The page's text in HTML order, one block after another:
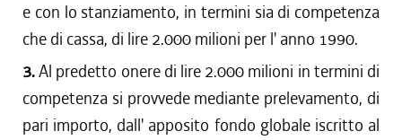
e con lo stanziamento, in termini sia di competenza
che di cassa, di lire 2.000 milioni per l' anno 1990.
3.Al predetto onere di lire 2.000 milioni in termini di
competenza si provvede mediante prelevamento, di
pari importo, dall' apposito fondo globale iscritto al